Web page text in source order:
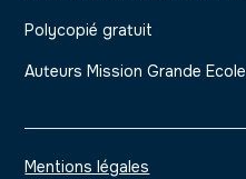
Polycopié gratuit
Auteurs Mission Grande Ecole
Mentions légales